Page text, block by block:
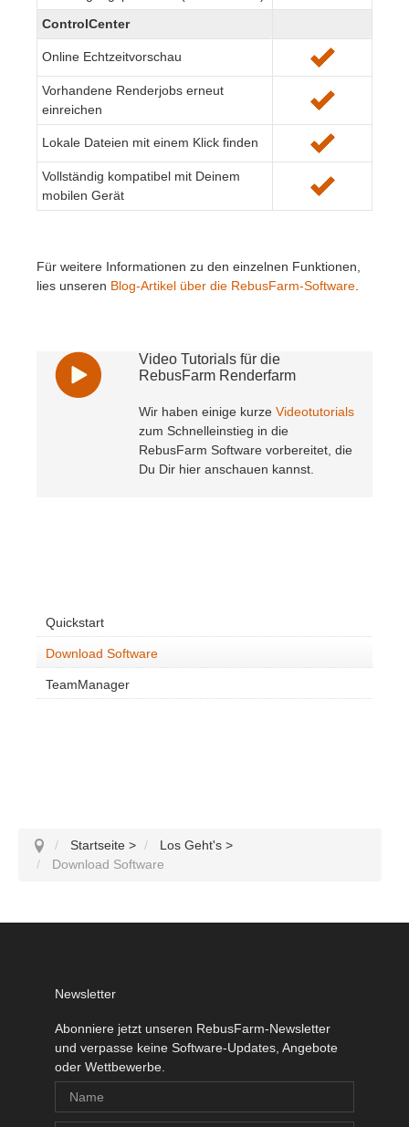
ControlCenter
Online Echtzeitvorschau
Vorhandene Renderjobs erneut
einreichen
Lokale Dateien mit einem Klick finden
Vollständig kompatibel mit Deinem
mobilen Gerät
Für weitere Informationen zu den einzelnen Funktionen,
lies unseren Blog-Artikel über die RebusFarm-Software
Video Tutorials für die
RebusFarm Renderfarm
Wir haben einige kurze Videotutorials
zum Schnelleinstieg in die
RebusFarm Software vorbereitet, die
Du Dir hier anschauen kannst.
Quickstart
Download Software
TeamManager
Startseite > Los Geht's >
Download Software
Newsletter
Abonniere jetzt unseren RebusFarm-Newsletter
und verpasse keine Software-Updates, Angebote
oder Wettbewerbe.